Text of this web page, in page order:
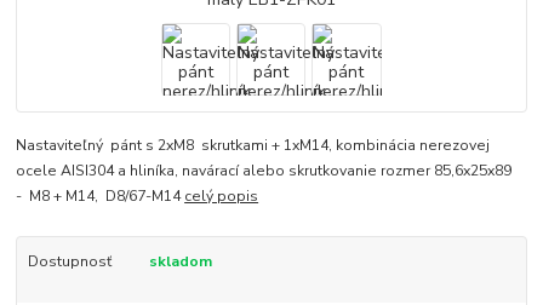
Nastaviteľný pánt s 2xM8 skrutkami + 1xM14, kombinácia nerezovej
ocele AISI304 a hliníka, navárací alebo skrutkovanie rozmer 85,6x25x89
- M8 + M14, D8/67-M14celý popis
Dostupnosť skladom